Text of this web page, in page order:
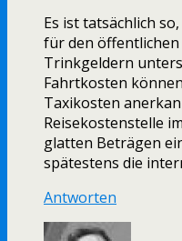
Es ist tatsächlich
für den
Trinkgeldern
Fahrtkosten
Taxikosten
Reisekostenstelle
glatten Beträgen
spätestens die
Antworten